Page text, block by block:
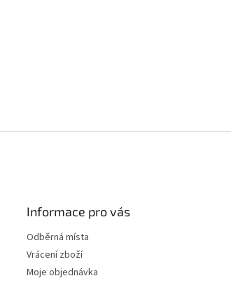
Informace pro vás
Odběrná místa
Vrácení zboží
Moje objednávka